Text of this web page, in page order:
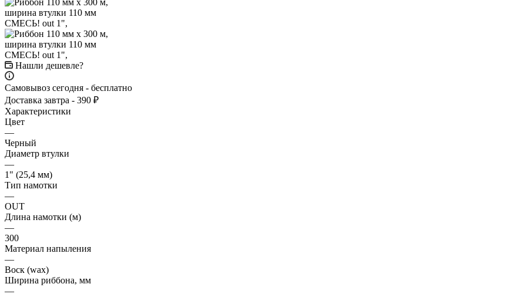
Нашли дешевле?
Самовывоз сегодня - бесплатно
Доставка завтра - 390 ₽
Характеристики
Цвет
—
Черный
Диаметр втулки
—
1" (25,4 мм)
Тип намотки
—
OUT
Длина намотки (м)
—
300
Материал напыления
—
Воск (wax)
Ширина риббона, мм
—